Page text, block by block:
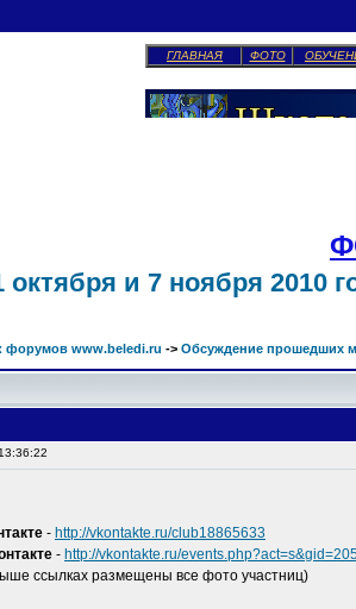
ГЛАВНАЯ ФОТО
и 7 ноября 2010
форумов www.beledi.ru -> Обсуждение прошедших
- http://vkontakte.ru/club18865633
- http://vkontakte.ru/
ссылках размещены все фото участниц)